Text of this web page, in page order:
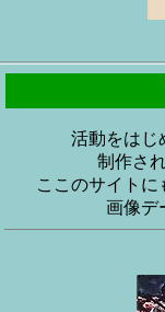
活動をはじ
制作さ
ここのサイトに
画像デ